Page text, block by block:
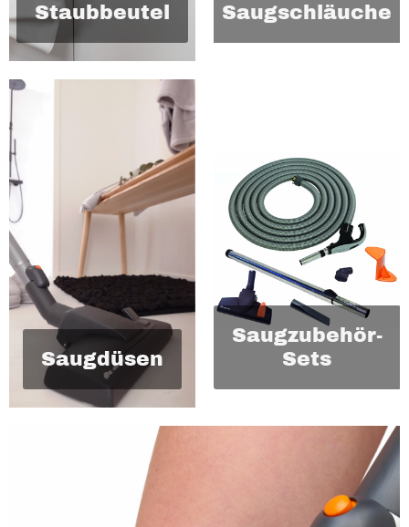
Staubbeutel Saugschläuche
Saugdüsen
Saugzubehör-
Sets